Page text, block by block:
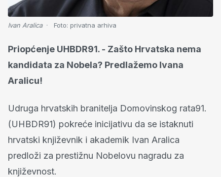
Ivan Aralica Foto: privatna arhiva
Priopćenje UHBDR91. - Zašto Hrvatska nema
kandidata za Nobela? Predlažemo Ivana
Aralicu!
Udruga hrvatskih branitelja Domovinskog rata91.
(UHBDR91) pokreće inicijativu da se istaknuti
hrvatski književnik i akademik Ivan Aralica
predloži za prestižnu Nobelovu nagradu za
književnost.